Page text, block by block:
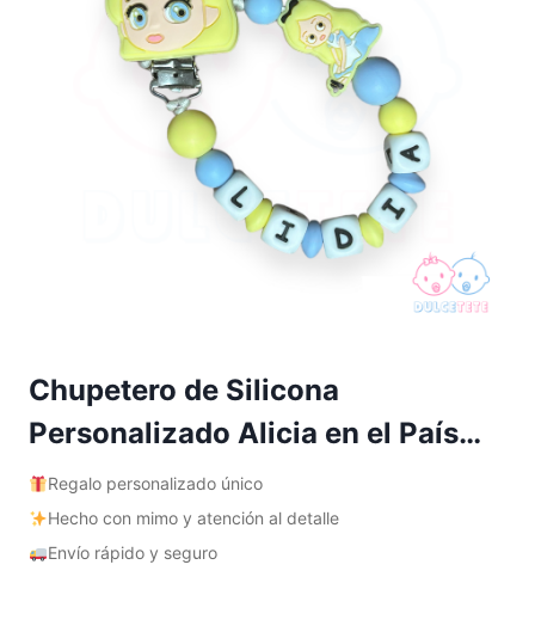
Chupetero de Silicona
Personalizado Alicia en el País…
Regalo personalizado único
Hecho con mimo y atención al detalle
Envío rápido y seguro